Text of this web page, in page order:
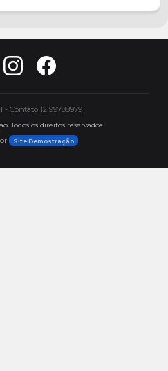
- Contato 12 997889791
Todos os direitos reservados.
Site Demostração